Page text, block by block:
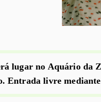
lugar no Aquário da
Entrada livre mediante